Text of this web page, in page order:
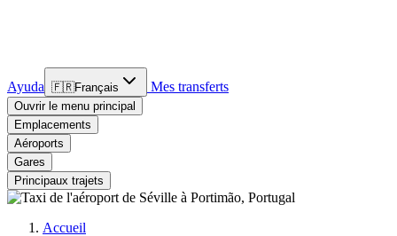
Ayuda 🇫🇷Français Mes transferts
Ouvrir le menu principal
Emplacements
Aéroports
Gares
Principaux trajets
Accueil